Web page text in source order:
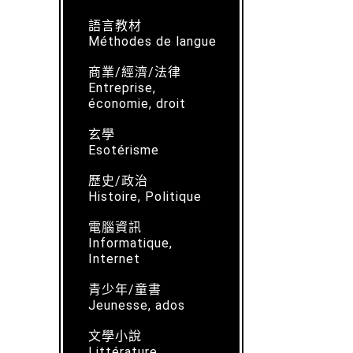
語言教材
Méthodes de langue
商業/經濟/法律
Entreprise,
économie, droit
玄學
Esotérisme
歷史/政治
Histoire, Politique
電腦資訊
Informatique,
Internet
青少年/童書
Jeunesse, ados
文學小說